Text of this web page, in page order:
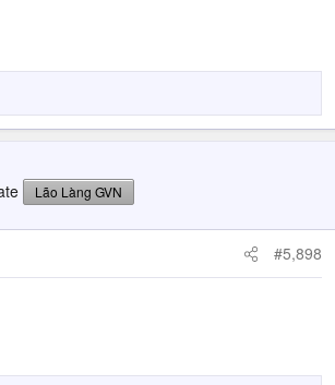
Lão Làng GVN
#5,898